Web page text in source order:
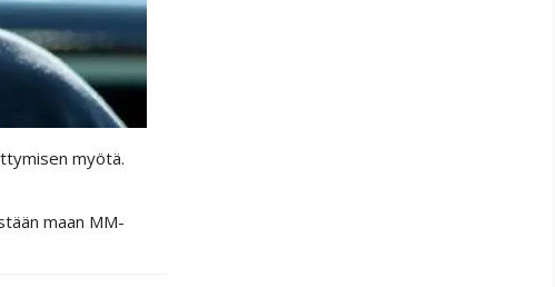
myötä.
maan MM-